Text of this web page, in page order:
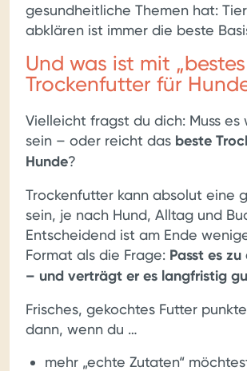
gesundheitliche Themen hat:
abklären ist immer die beste
Und was ist mit „bestes
Trockenfutter für
Vielleicht fragst du dich: Muss es
sein – oder reicht das beste
Hunde?
Trockenfutter kann absolut eine
sein, je nach Hund, Alltag und
Entscheidend ist am Ende
Format als die Frage: Passt es
– und verträgt er es langfristig
Frisches, gekochtes Futter
dann, wenn du …
mehr „echte Zutaten“